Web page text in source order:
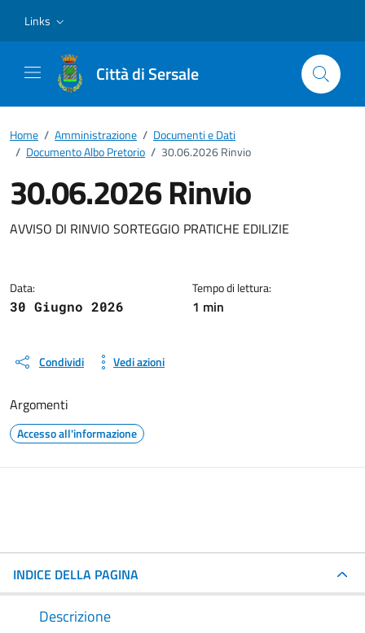
Links
Città di Sersale
Home / Amministrazione / Documenti e Dati
/ Documento Albo Pretorio / 30.06.2026 Rinvio
30.06.2026 Rinvio
Dettagli del documento
AVVISO DI RINVIO SORTEGGIO PRATICHE EDILIZIE
Data:
30 Giugno 2026
Tempo di lettura:
1 min
Condividi Vedi azioni
Argomenti
Accesso all'informazione
INDICE DELLA PAGINA
Descrizione